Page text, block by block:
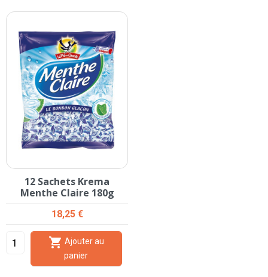
12 Sachets Krema
Menthe Claire 180g
Prix
18,25 €

panier